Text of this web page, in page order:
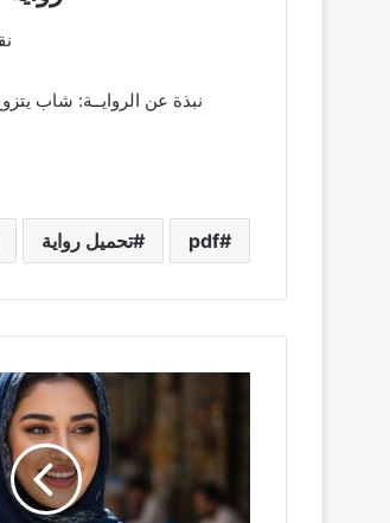
نبذة عن الروايــة: شاب
pdf تحميل رواية